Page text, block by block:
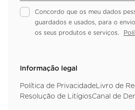
Concordo que os meu dados
guardados e usados, para o
os seus produtos e serviços.
Informação legal
Política de Privacidade Livro de
Resolução de LitígiosCanal de